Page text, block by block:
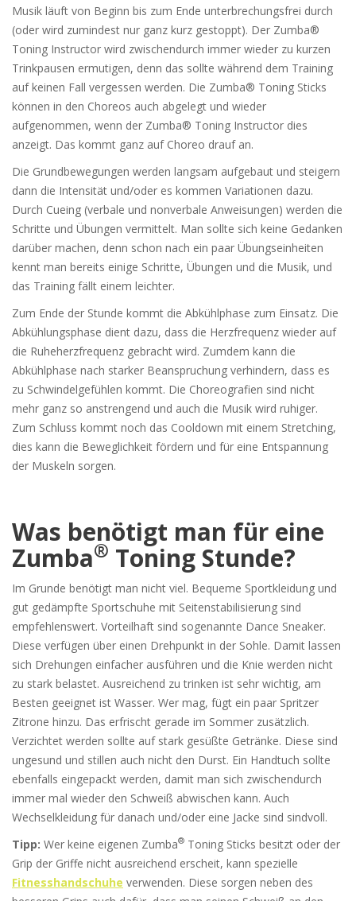
Musik läuft von Beginn bis zum Ende unterbrechungsfrei durch
(oder wird zumindest nur ganz kurz gestoppt). Der Zumba®
Toning Instructor wird zwischendurch immer wieder zu kurzen
Trinkpausen ermutigen, denn das sollte während dem Training
auf keinen Fall vergessen werden. Die Zumba® Toning Sticks
können in den Choreos auch abgelegt und wieder
aufgenommen, wenn der Zumba® Toning Instructor dies
anzeigt. Das kommt ganz auf Choreo drauf an.
Die Grundbewegungen werden langsam aufgebaut und steigern
dann die Intensität und/oder es kommen Variationen dazu.
Durch Cueing (verbale und nonverbale Anweisungen) werden die
Schritte und Übungen vermittelt. Man sollte sich keine Gedanken
darüber machen, denn schon nach ein paar Übungseinheiten
kennt man bereits einige Schritte, Übungen und die Musik, und
das Training fällt einem leichter.
Zum Ende der Stunde kommt die Abkühlphase zum Einsatz. Die
Abkühlungsphase dient dazu, dass die Herzfrequenz wieder auf
die Ruheherzfrequenz gebracht wird. Zumdem kann die
Abkühlphase nach starker Beanspruchung verhindern, dass es
zu Schwindelgefühlen kommt. Die Choreografien sind nicht
mehr ganz so anstrengend und auch die Musik wird ruhiger.
Zum Schluss kommt noch das Cooldown mit einem Stretching,
dies kann die Beweglichkeit fördern und für eine Entspannung
der Muskeln sorgen.
Was benötigt man für eine
Zumba® Toning Stunde?
Im Grunde benötigt man nicht viel. Bequeme Sportkleidung und
gut gedämpfte Sportschuhe mit Seitenstabilisierung sind
empfehlenswert. Vorteilhaft sind sogenannte Dance Sneaker.
Diese verfügen über einen Drehpunkt in der Sohle. Damit lassen
sich Drehungen einfacher ausführen und die Knie werden nicht
zu stark belastet. Ausreichend zu trinken ist sehr wichtig, am
Besten geeignet ist Wasser. Wer mag, fügt ein paar Spritzer
Zitrone hinzu. Das erfrischt gerade im Sommer zusätzlich.
Verzichtet werden sollte auf stark gesüßte Getränke. Diese sind
ungesund und stillen auch nicht den Durst. Ein Handtuch sollte
ebenfalls eingepackt werden, damit man sich zwischendurch
immer mal wieder den Schweiß abwischen kann. Auch
Wechselkleidung für danach und/oder eine Jacke sind sindvoll.
Tipp: Wer keine eigenen Zumba® Toning Sticks besitzt oder der
Grip der Griffe nicht ausreichend erscheit, kann spezielle
Fitnesshandschuhe verwenden. Diese sorgen neben des